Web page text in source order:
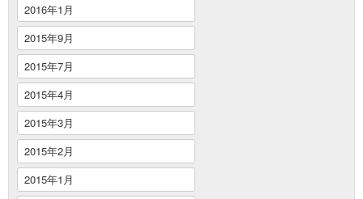
2016年1月
2015年9月
2015年7月
2015年4月
2015年3月
2015年2月
2015年1月